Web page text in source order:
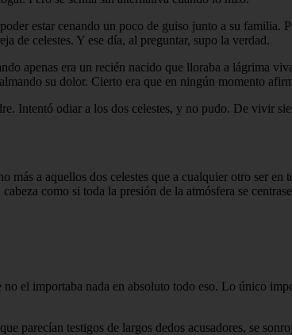
estar cenando un poco de guiso junto a su familia.
de celestes. Y ese día, al preguntar, supo la verdad.
apenas era un recién nacido que lloraba a lágrima
su dolor. Cierto era que en ningún momento
Intentó odiar a los dos celestes, y no pudo. De vivir
más a aquellos dos celestes que a cualquier otro ser
como si toda la presión de la atmósfera se
el importaba nada en absoluto todo eso. Lo único
parecían testigos de largos dedos acusadores, se